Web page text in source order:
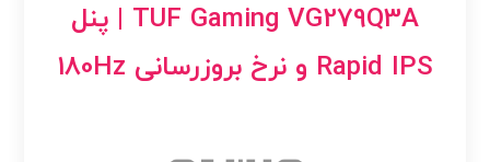
TUF Gaming VG279Q3A | پنل
Rapid IPS و نرخ بروزرسانی 180Hz